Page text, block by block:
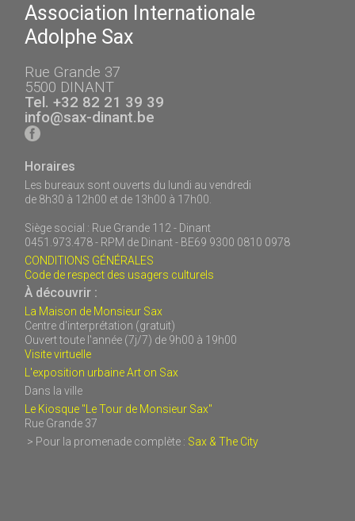
Association Internationale
Adolphe Sax
Rue Grande 37
5500 DINANT
Tel. +32 82 21 39 39
info@sax-dinant.be
Horaires
Les bureaux sont ouverts du lundi au vendredi
de 8h30 à 12h00 et de 13h00 à 17h00.
Siège social : Rue Grande 112 - Dinant
0451.973.478 - RPM de Dinant - BE69 9300 0810 0978
CONDITIONS GÉNÉRALES
Code de respect des usagers culturels
À découvrir :
La Maison de Monsieur Sax
Centre d'interprétation (gratuit)
Ouvert toute l'année (7j/7) de 9h00 à 19h00
Visite virtuelle
L'exposition urbaine Art on Sax
Dans la ville
Le Kiosque "Le Tour de Monsieur Sax"
Rue Grande 37
> Pour la promenade complète : Sax & The City